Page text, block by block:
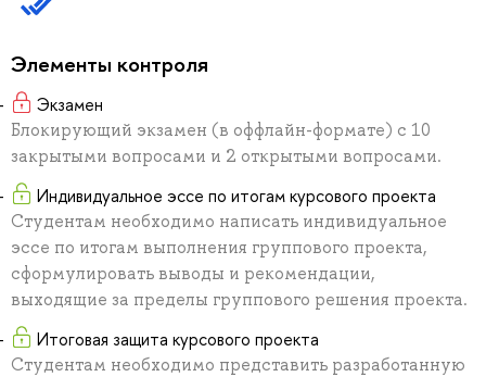
Элементы контроля
Экзамен
Блокирующий экзамен (в оффлайн-формате) с 10
закрытыми вопросами и 2 открытыми вопросами.
Индивидуальное эссе по итогам курсового проекта
Студентам необходимо написать индивидуальное
эссе по итогам выполнения группового проекта,
сформулировать выводы и рекомендации,
выходящие за пределы группового решения проекта.
Итоговая защита курсового проекта
Студентам необходимо представить разработанную